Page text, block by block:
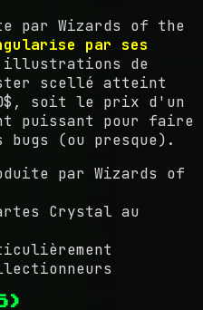
par Wizards of the
par ses
illustrations de
scellé atteint
soit le prix d'un
puissant pour faire
bugs (ou presque).
par Wizards of
Crystal au